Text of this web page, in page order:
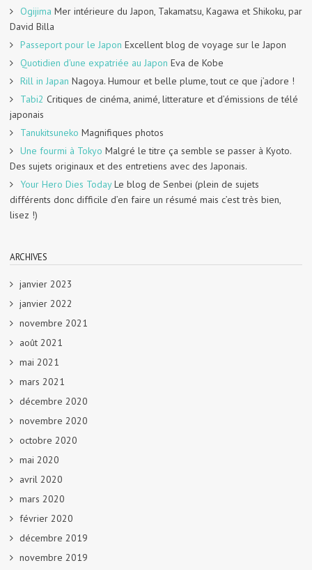
Ogijima Mer intérieure du Japon, Takamatsu, Kagawa et Shikoku, par
David Billa
Passeport pour le Japon Excellent blog de voyage sur le Japon
Quotidien d'une expatriée au Japon Eva de Kobe
Rill in Japan Nagoya. Humour et belle plume, tout ce que j’adore !
Tabi2 Critiques de cinéma, animé, litterature et d’émissions de télé
japonais
Tanukitsuneko Magnifiques photos
Une fourmi à Tokyo Malgré le titre ça semble se passer à Kyoto.
Des sujets originaux et des entretiens avec des Japonais.
Your Hero Dies TodayLe blog de Senbei (plein de sujets
différents donc difficile d’en faire un résumé mais c’est très bien,
lisez !)
ARCHIVES
janvier 2023
janvier 2022
novembre 2021
août 2021
mai 2021
mars 2021
décembre 2020
novembre 2020
octobre 2020
mai 2020
avril 2020
mars 2020
février 2020
décembre 2019
novembre 2019